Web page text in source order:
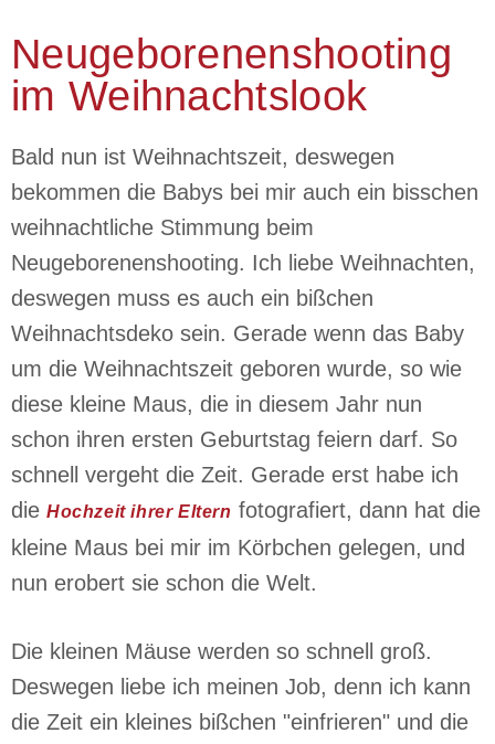
Neugeborenenshooting
im Weihnachtslook
Bald nun ist Weihnachtszeit, deswegen
bekommen die Babys bei mir auch ein bisschen
weihnachtliche Stimmung beim
Neugeborenenshooting. Ich liebe Weihnachten,
deswegen muss es auch ein bißchen
Weihnachtsdeko sein. Gerade wenn das Baby
um die Weihnachtszeit geboren wurde, so wie
diese kleine Maus, die in diesem Jahr nun
schon ihren ersten Geburtstag feiern darf. So
schnell vergeht die Zeit. Gerade erst habe ich
die Hochzeit ihrer Eltern fotografiert, dann hat die
kleine Maus bei mir im Körbchen gelegen, und
nun erobert sie schon die Welt.
Die kleinen Mäuse werden so schnell groß.
Deswegen liebe ich meinen Job, denn ich kann
die Zeit ein kleines bißchen "einfrieren" und die